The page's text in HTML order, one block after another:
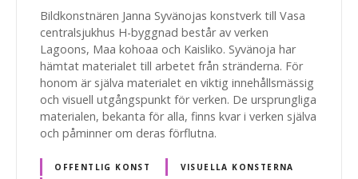
Bildkonstnären Janna Syvänojas konstverk till Vasa
centralsjukhus H-byggnad består av verken
Lagoons, Maa kohoaa och Kaisliko. Syvänoja har
hämtat materialet till arbetet från stränderna. För
honom är själva materialet en viktig innehållsmässig
och visuell utgångspunkt för verken. De ursprungliga
materialen, bekanta för alla, finns kvar i verken själva
och påminner om deras förflutna.
OFFENTLIG KONST
VISUELLA KONSTERNA